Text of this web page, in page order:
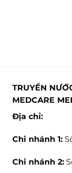
TRUYỀN
MEDCARE
Địa chỉ:
Chi nhánh 1:
Chi nhánh 2: